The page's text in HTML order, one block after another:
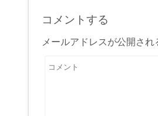
コメントする
メールアドレスが公開され